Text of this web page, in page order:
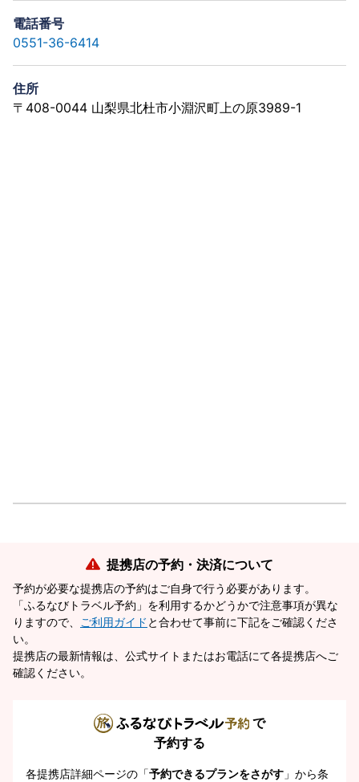
電話番号
0551-36-6414
住所
〒408-0044 山梨県北杜市小淵沢町上の原3989-1
提携店の予約・決済について
予約が必要な提携店の予約はご自身で行う必要があります。
「ふるなびトラベル予約」を利用するかどうかで注意事項が異な
りますので、
ご利用ガイド と合わせて事前に下記をご確認くださ
い。
提携店の最新情報は、公式サイトまたはお電話にて各提携店へご
確認ください。
で
予約する
各提携店詳細ページの「予約できるプランをさがす 」から条